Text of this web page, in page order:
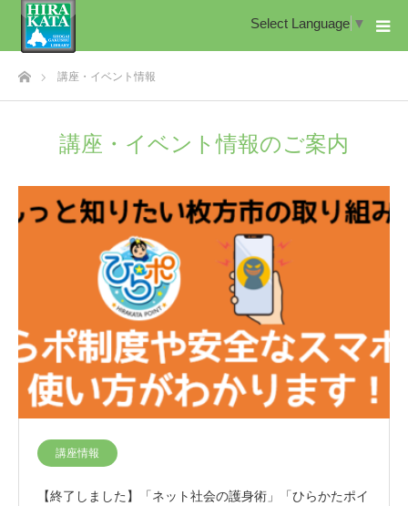
Select Language ▼
ホーム講座・イベント情報
講座・イベント情報のご案内
講座情報
【終了しました】「ネット社会の護身術」「ひらかたポイ